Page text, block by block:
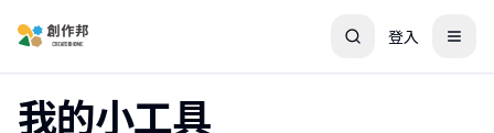
登入
我的小工具